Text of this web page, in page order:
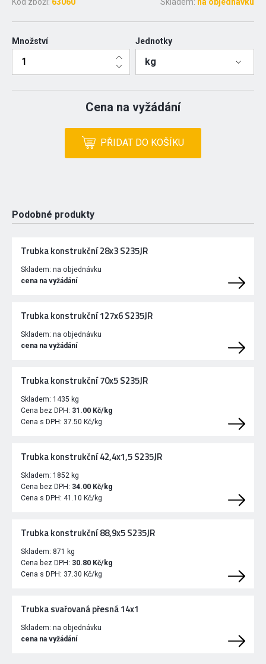
Množství Jednotky
kg
Cena na vyžádání
PŘIDAT DO KOŠÍKU
Podobné produkty
Trubka konstrukční 28x3 S235JR
Skladem: na objednávku
cena na vyžádání
Trubka konstrukční 127x6 S235JR
Skladem: na objednávku
cena na vyžádání
Trubka konstrukční 70x5 S235JR
Skladem: 1435 kg
Cena bez DPH: 31.00 Kč/kg
Cena s DPH: 37.50 Kč/kg
Trubka konstrukční 42,4x1,5 S235JR
Skladem: 1852 kg
Cena bez DPH: 34.00 Kč/kg
Cena s DPH: 41.10 Kč/kg
Trubka konstrukční 88,9x5 S235JR
Skladem: 871 kg
Cena bez DPH: 30.80 Kč/kg
Cena s DPH: 37.30 Kč/kg
Trubka svařovaná přesná 14x1
Skladem: na objednávku
cena na vyžádání